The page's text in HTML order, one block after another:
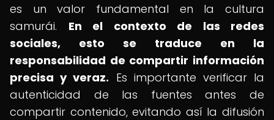
es un valor fundamental en la cultura
samurái. En el contexto de las redes
sociales, esto se traduce en la
responsabilidad de compartir información
precisa y veraz. Es importante verificar la
autenticidad de las fuentes antes de
compartir contenido, evitando así la difusión